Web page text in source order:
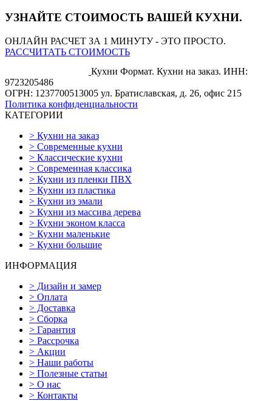
УЗНАЙТЕ СТОИМОСТЬ ВАШЕЙ КУХНИ.
ОНЛАЙН РАСЧЕТ ЗА 1 МИНУТУ - ЭТО ПРОСТО.
РАССЧИТАТЬ СТОИМОСТЬ
Кухни Формат. Кухни на заказ. ИНН:
9723205486
ОГРН: 1237700513005 ул. Братиславская, д. 26, офис 215
Политика конфиденциальности
КАТЕГОРИИ
> Кухни на заказ
> Современные кухни
> Классические кухни
> Современная классика
> Кухни из пленки ПВХ
> Кухни из пластика
> Кухни из эмали
> Кухни из массива дерева
> Кухни эконом класса
> Кухни маленькие
> Кухни большие
ИНФОРМАЦИЯ
> Дизайн и замер
> Оплата
> Доставка
> Сборка
> Гарантия
> Рассрочка
> Акции
> Наши работы
> Полезные статьи
> О нас
> Контакты